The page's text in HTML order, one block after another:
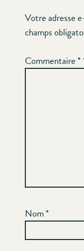
Votre adresse
champs
Commentaire*
Nom*